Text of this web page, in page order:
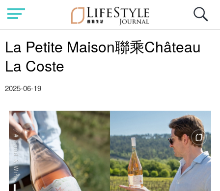
La Petite Maison聯乘Château
La Coste
2025-06-19